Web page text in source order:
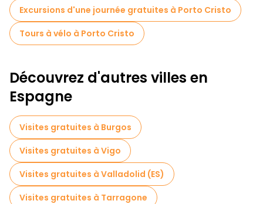
Excursions d'une journée gratuites à Porto Cristo
Tours à vélo à Porto Cristo
Découvrez d'autres villes en
Espagne
Visites gratuites à Burgos
Visites gratuites à Vigo
Visites gratuites à Valladolid (ES)
Visites gratuites à Tarragone